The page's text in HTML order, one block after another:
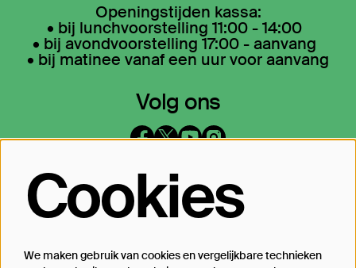
Openingstijden kassa:
• bij lunchvoorstelling 11:00 - 14:00
• bij avondvoorstelling 17:00 - aanvang
• bij matinee vanaf een uur voor aanvang
Volg ons
Op de hoogte blijven?
Cookies
We maken gebruik van cookies en vergelijkbare technieken